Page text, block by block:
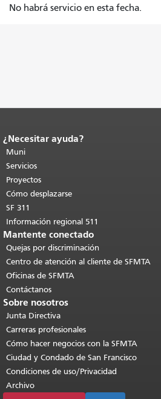
No habrá servicio en esta fecha.
Fin del contenido de la página.
de esta página se repite en todas las
páginas.Volver al principio del
contenido principal
¿Necesitar ayuda?
Muni
Servicios
Proyectos
Cómo desplazarse
SF 311
Información regional 511
Mantente conectado
Quejas por discriminación
Centro de atención al cliente de SFMTA
Oficinas de SFMTA
Contáctanos
Sobre nosotros
Junta Directiva
Carreras profesionales
Cómo hacer negocios con la SFMTA
Ciudad y Condado de San Francisco
Condiciones de uso/Privacidad
Archivo